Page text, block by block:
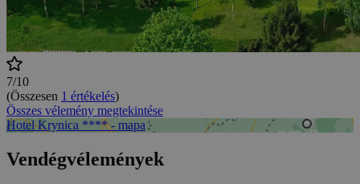
7/10
(Összesen 1 értékelés)
Összes vélemény megtekintése
Hotel Krynica **** - mapa
Vendégvélemények